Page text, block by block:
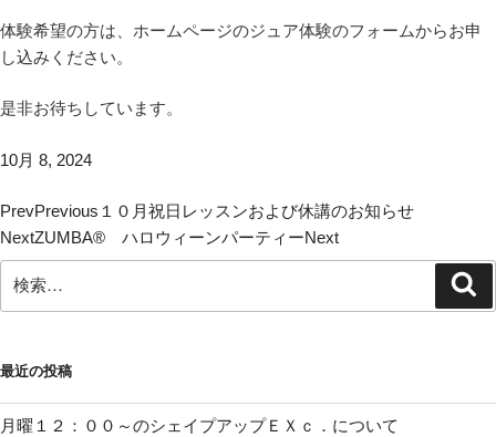
体験希望の方は、ホームページのジュア体験のフォームからお申
し込みください。
是非お待ちしています。
10月 8, 2024
PrevPrevious １０月祝日レッスンおよび休講のお知らせ
NextZUMBA® ハロウィーンパーティーNext
索:
最近の投稿
月曜１２：００～のシェイプアップＥＸｃ．について